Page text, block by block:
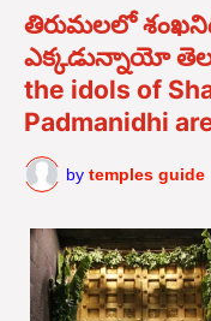
తిరుమలలో
ఎక్కడున్నాయో
the idols of
Padmanidhi
by temples guide